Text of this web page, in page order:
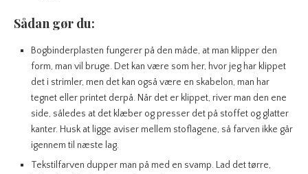
Sådan gør du:
Bogbinderplasten fungerer på den måde, at man klipper den
form, man vil bruge. Det kan være som her, hvor jeg har klippet
det i strimler, men det kan også være en skabelon, man har
tegnet eller printet derpå. Når det er klippet, river man den ene
side, således at det klæber og presser det på stoffet og glatter
kanter. Husk at ligge aviser mellem stoflagene, så farven ikke går
igennem til næste lag.
Tekstilfarven dupper man på med en svamp. Lad det tørre,